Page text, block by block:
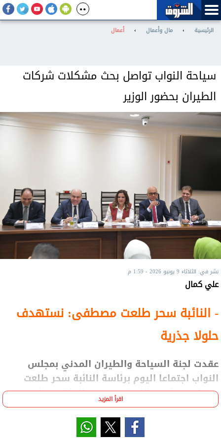
الرئيسية › مال وأعمال › أعمال
سياحة النواب تواصل بحث مشكلات شركات
الطيران بحضور الوزير
نشر في: الثلاثاء 9 يونيو 2026 - 1:59 م
علي كمال
- النائبة سحر طلعت مصطفى: نستهدف
حلولا جذرية
عقدت لجنة السياحة والطيران المدني بمجلس
النواب اجتماعا اليوم برئاسة النائبة سحر طلعت
مصطفى، رئيس اللجنة، وبحضور الدكتور سامح
الحفني، وزير الطيران المدني.
استهدف الاجتماع مناقشة كيفية تقديم الدعم
اقرأ المزيد